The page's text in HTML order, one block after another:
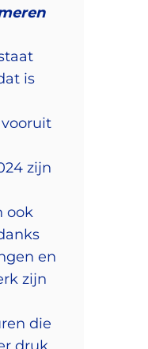
is
zijn
ook
en
zijn
die
druk